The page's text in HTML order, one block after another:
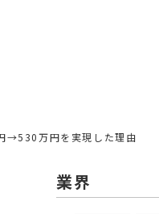
→530万円を実現した理由
業界